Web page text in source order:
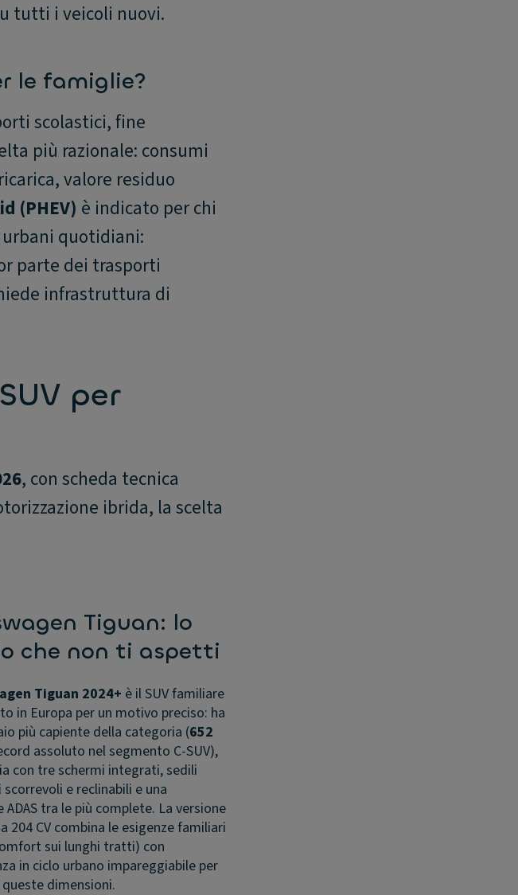
tutti i veicoli nuovi.
le famiglie?
scolastici, fine
più razionale: consumi
valore residuo
(PHEV) è indicato per chi
quotidiani:
parte dei trasporti
infrastruttura di
per
, con scheda tecnica
ibrida, la scelta
Tiguan: lo
che non ti aspetti
Tiguan 2024+ è il SUV familiare
in Europa per un motivo preciso: ha
più capiente della categoria (652
assoluto nel segmento C-SUV),
con tre schermi integrati, sedili
e reclinabili e una
ADAS tra le più complete. La versione
204 CV combina le esigenze familiari
sui lunghi tratti) con
in ciclo urbano impareggiabile per
queste dimensioni.